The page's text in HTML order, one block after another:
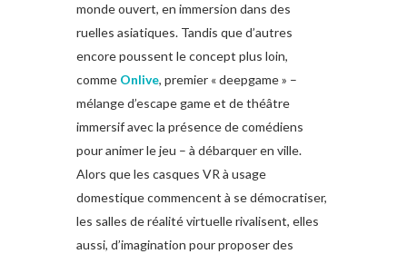
monde ouvert, en immersion dans des
ruelles asiatiques. Tandis que d’autres
encore poussent le concept plus loin,
comme Onlive, premier « deepgame » –
mélange d’escape game et de théâtre
immersif avec la présence de comédiens
pour animer le jeu – à débarquer en ville.
Alors que les casques VR à usage
domestique commencent à se démocratiser,
les salles de réalité virtuelle rivalisent, elles
aussi, d’imagination pour proposer des